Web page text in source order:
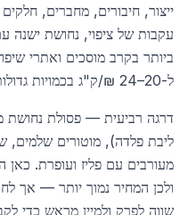
ייצור, חיבורים, מחברים,
עקבות של ציפוי, נחושת ישנה
ביותר בקרב מוסכים ואתרי
ל-20–24 ₪/ק"ג בכמויות גדולות.
ליבת פלדה), מוטורים שלמים,
מעורבים עם פליז ועופרת. כאן
ולכן המחיר נמוך יותר — אך
שווה לפרק ולמיין מראש כדי